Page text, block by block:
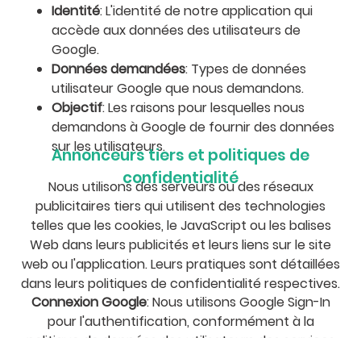
Identité: L'identité de notre application qui
accède aux données des utilisateurs de
Google.
Données demandées: Types de données
utilisateur Google que nous demandons.
Objectif: Les raisons pour lesquelles nous
demandons à Google de fournir des données
sur les utilisateurs.
Annonceurs tiers et politiques de
confidentialité
Nous utilisons des serveurs ou des réseaux
publicitaires tiers qui utilisent des technologies
telles que les cookies, le JavaScript ou les balises
Web dans leurs publicités et leurs liens sur le site
web ou l'application. Leurs pratiques sont détaillées
dans leurs politiques de confidentialité respectives.
Connexion Google: Nous utilisons Google Sign-In
pour l'authentification, conformément à la